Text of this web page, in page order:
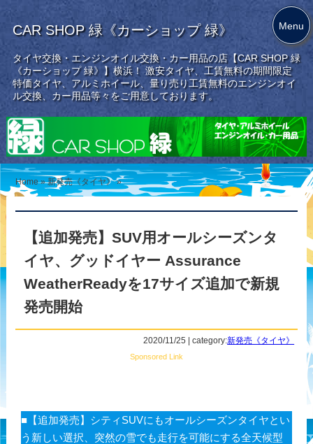
CAR SHOP 緑《カーショップ 緑》
タイヤ交換・エンジンオイル交換・カー用品の店【CAR SHOP 緑
《カーショップ 緑》】横浜！ 激安タイヤ、工賃無料の期間限定
特価タイヤ、アルミホイール、量り売り工賃無料のエンジンオイ
ル交換、カー用品等々をご用意しております。
Home »新発売《タイヤ》 »
【追加発売】SUV用オールシーズンタ
イヤ、グッドイヤー Assurance
WeatherReadyを17サイズ追加で新規
発売開始
2020/11/25 | category:新発売《タイヤ》
Sponsored Link
■【追加発売】シティSUVにもオールシーズンタイヤとい
う新しい選択、突然の雪でも走行を可能にする全天候型
Menu